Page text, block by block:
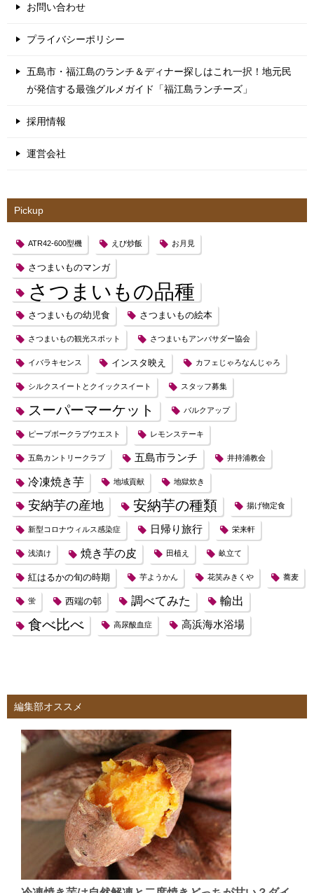
お問い合わせ
プライバシーポリシー
五島市・福江島のランチ＆ディナー探しはこれ一択！地元民
が発信する最強グルメガイド「福江島ランチーズ」
採用情報
運営会社
Pickup
ATR42-600型機 えび炒飯 お月見
さつまいものマンガ
さつまいもの品種
さつまいもの幼児食 さつまいもの絵本
さつまいもの観光スポット さつまいもアンバサダー協会
イバラキセンス インスタ映え カフェじゃろなんじゃろ
シルクスイートとクイックスイート スタッフ募集
スーパーマーケット バルクアップ
ピープボークラブウエスト レモンステーキ
五島カントリークラブ 五島市ランチ 井持浦教会
冷凍焼き芋 地域貢献 地獄炊き
安納芋の産地 安納芋の種類 揚げ物定食
新型コロナウィルス感染症 日帰り旅行 栄来軒
浅漬け 焼き芋の皮 田植え 畝立て
紅はるかの旬の時期 芋ようかん 花笑みきくや 蕎麦
蛍 西端の邨 調べてみた 輸出
食べ比べ 高尿酸血症 高浜海水浴場
編集部オススメ